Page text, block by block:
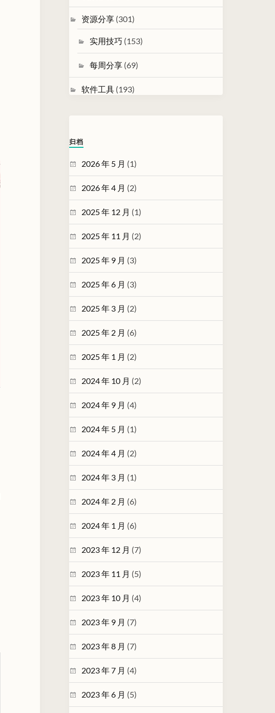
资源分享 (301)
实用技巧 (153)
每周分享 (69)
软件工具 (193)
归档
2026 年 5 月 (1)
2026 年 4 月 (2)
2025 年 12 月 (1)
2025 年 11 月 (2)
2025 年 9 月 (3)
2025 年 6 月 (3)
2025 年 3 月 (2)
2025 年 2 月 (6)
2025 年 1 月 (2)
2024 年 10 月 (2)
2024 年 9 月 (4)
2024 年 5 月 (1)
2024 年 4 月 (2)
2024 年 3 月 (1)
2024 年 2 月 (6)
2024 年 1 月 (6)
2023 年 12 月 (7)
2023 年 11 月 (5)
2023 年 10 月 (4)
2023 年 9 月 (7)
2023 年 8 月 (7)
2023 年 7 月 (4)
2023 年 6 月 (5)